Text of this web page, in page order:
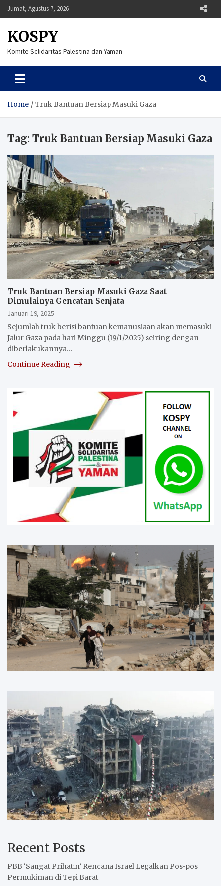
Skip
to
Jumat, Agustus 7, 2026
KOSPY
Komite Solidaritas Palestina dan Yaman
Home Truk Bantuan Bersiap Masuki Gaza
Tag: Truk Bantuan Bersiap Masuki Gaza
Truk Bantuan Bersiap Masuki Gaza Saat
Dimulainya Gencatan Senjata
Januari 19, 2025
Sejumlah truk berisi bantuan kemanusiaan akan memasuki
Jalur Gaza pada hari Minggu (19/1/2025) seiring dengan
diberlakukannya…
Continue Reading
Recent Posts
PBB ‘Sangat Prihatin’ Rencana Israel Legalkan Pos-pos
Permukiman di Tepi Barat